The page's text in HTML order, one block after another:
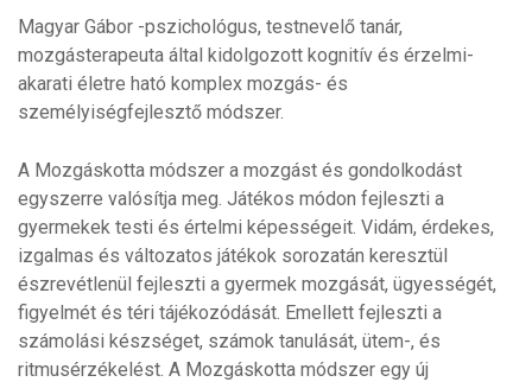
Magyar Gábor -pszichológus, testnevelő tanár,
mozgásterapeuta által kidolgozott kognitív és érzelmi-
akarati életre ható komplex mozgás- és
személyiségfejlesztő módszer.
A Mozgáskotta módszer a mozgást és gondolkodást
egyszerre valósítja meg. Játékos módon fejleszti a
gyermekek testi és értelmi képességeit. Vidám, érdekes,
izgalmas és változatos játékok sorozatán keresztül
észrevétlenül fejleszti a gyermek mozgását, ügyességét,
figyelmét és téri tájékozódását. Emellett fejleszti a
számolási készséget, számok tanulását, ütem-, és
ritmusérzékelést. A Mozgáskotta módszer egy új